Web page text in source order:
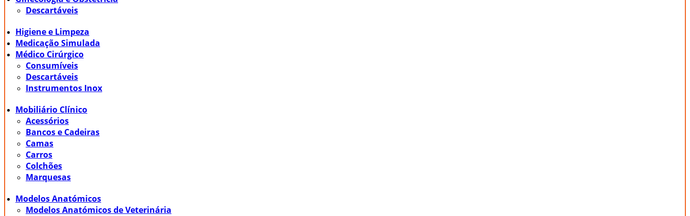
Descartáveis
Higiene e Limpeza
Medicação Simulada
Médico Cirúrgico
Consumíveis
Descartáveis
Instrumentos Inox
Mobiliário Clínico
Acessórios
Bancos e Cadeiras
Camas
Carros
Colchões
Marquesas
Modelos Anatómicos
Modelos Anatómicos de Veterinária